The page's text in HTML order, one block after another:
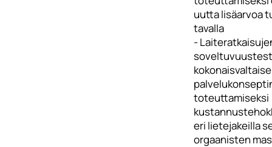
uutta lisäarvoa
tavalla
-
toteuttamiseksi
eri lietejakeilla
orgaanisten